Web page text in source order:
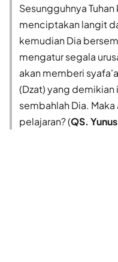
Sesungguhnya Tuhan
menciptakan langit
kemudian Dia
mengatur segala
akan memberi
(Dzat) yang demikian
sembahlah Dia.
pelajaran? (QS.